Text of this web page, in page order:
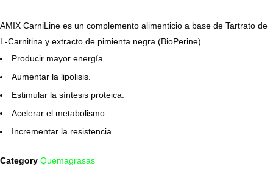
AMIX CarniLine es un complemento alimenticio a base de Tartrato de
L-Carnitina y extracto de pimienta negra (BioPerine).
Producir mayor energía.
Aumentar la lipolisis.
Estimular la síntesis proteica.
Acelerar el metabolismo.
Incrementar la resistencia.
Category Quemagrasas